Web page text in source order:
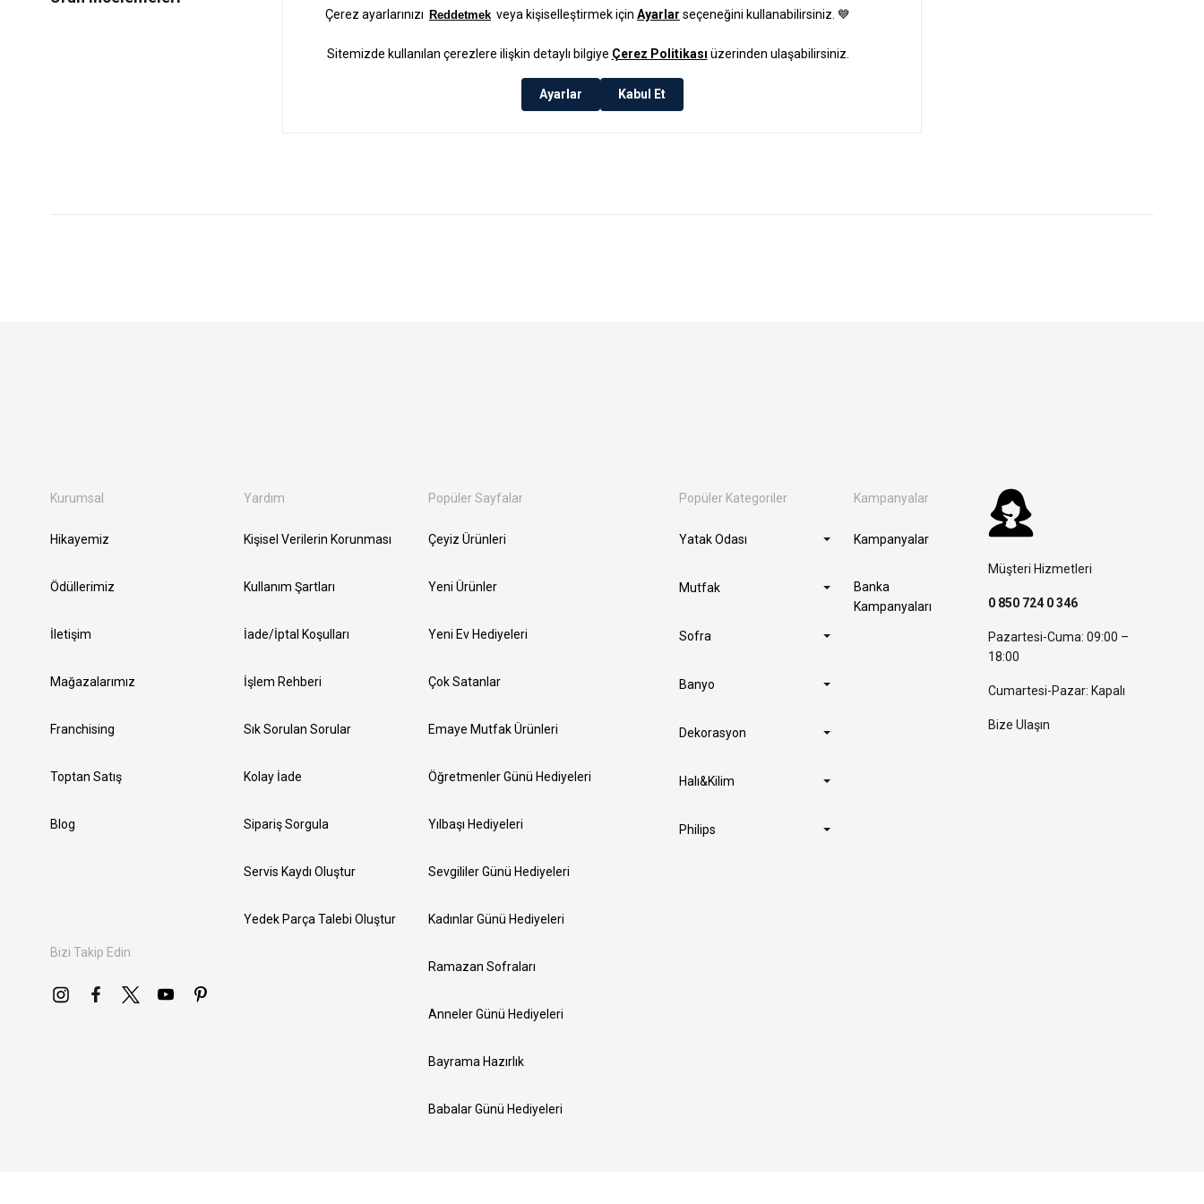
Kurumsal
Hikayemiz
Ödüllerimiz
İletişim
Mağazalarımız
Franchising
Toptan Satış
Blog
Bizi Takip Edin
Yardım
Kişisel Verilerin Korunması
Kullanım Şartları
İade/İptal Koşulları
İşlem Rehberi
Sık Sorulan Sorular
Kolay İade
Sipariş Sorgula
Servis Kaydı Oluştur
Yedek Parça Talebi Oluştur
Popüler Sayfalar
Çeyiz Ürünleri
Yeni Ürünler
Yeni Ev Hediyeleri
Çok Satanlar
Emaye Mutfak Ürünleri
Öğretmenler Günü Hediyeleri
Yılbaşı Hediyeleri
Sevgililer Günü Hediyeleri
Kadınlar Günü Hediyeleri
Ramazan Sofraları
Anneler Günü Hediyeleri
Bayrama Hazırlık
Babalar Günü Hediyeleri
Popüler Kategoriler
Yatak Odası
Mutfak
Sofra
Banyo
Dekorasyon
Halı&Kilim
Philips
Kampanyalar
Kampanyalar
Banka
Kampanyaları
Müşteri Hizmetleri
0 850 724 0 346
Pazartesi-Cuma: 09:00 –
18:00
Cumartesi-Pazar: Kapalı
Bize Ulaşın